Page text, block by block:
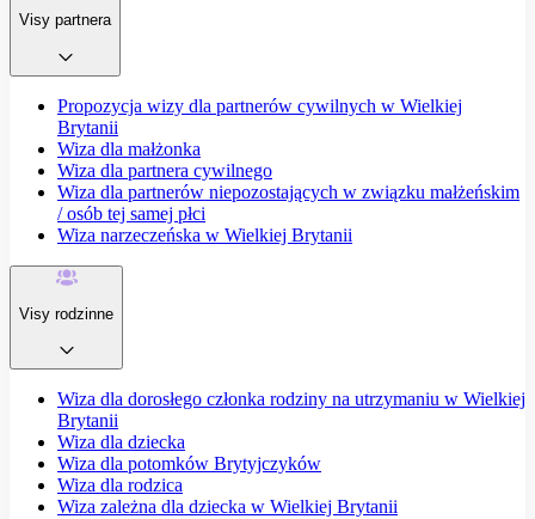
Visy partnera
Propozycja wizy dla partnerów cywilnych w Wielkiej
Brytanii
Wiza dla małżonka
Wiza dla partnera cywilnego
Wiza dla partnerów niepozostających w związku małżeńskim
/ osób tej samej płci
Wiza narzeczeńska w Wielkiej Brytanii
Visy rodzinne
Wiza dla dorosłego członka rodziny na utrzymaniu w Wielkiej
Brytanii
Wiza dla dziecka
Wiza dla potomków Brytyjczyków
Wiza dla rodzica
Wiza zależna dla dziecka w Wielkiej Brytanii